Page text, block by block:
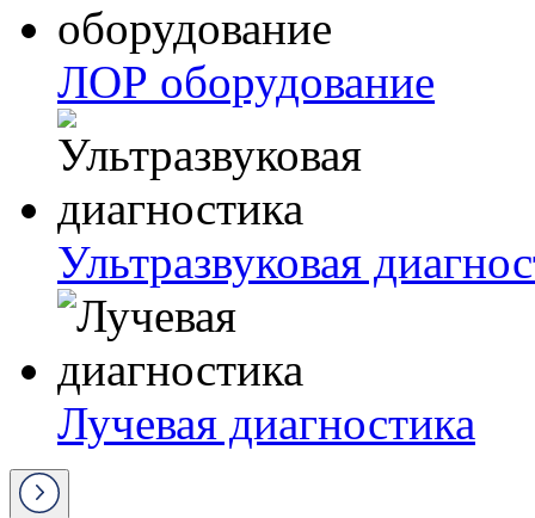
ЛОР оборудование
Ультразвуковая
Лучевая диагностика